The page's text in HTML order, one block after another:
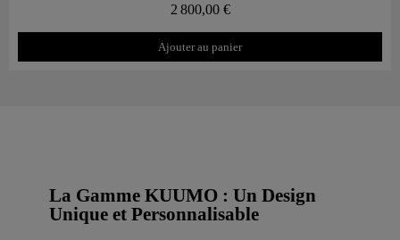
2 800,00 €
Ajouter au panier
La Gamme KUUMO : Un Design
Unique et Personnalisable